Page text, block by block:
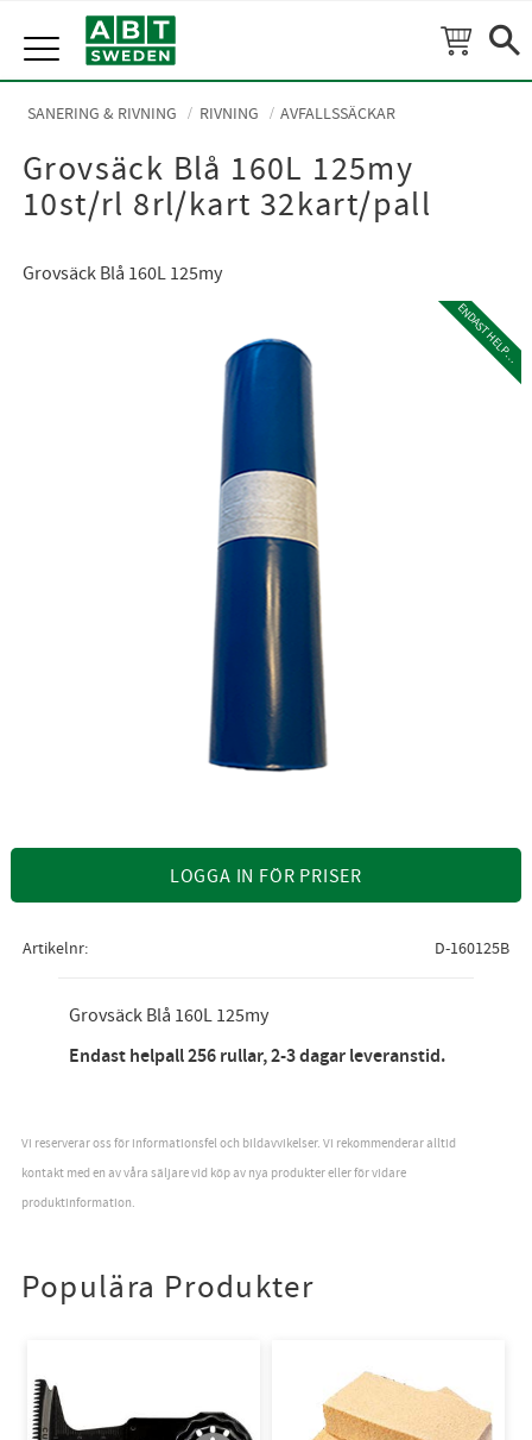
Meny
SANERING & RIVNING RIVNING AVFALLSSÄCKAR
Grovsäck Blå 160L 125my
10st/rl 8rl/kart 32kart/pall
Grovsäck Blå 160L 125my
E
N
D
A
S
T
H
E
L
P
A
L
L
LOGGA IN FÖR PRISER
Artikelnr D-160125B
Grovsäck Blå 160L 125my
Endast helpall 256 rullar, 2-3 dagar leveranstid.
Vi reserverar oss för informationsfel och bildavvikelser. Vi rekommenderar alltid
kontakt med en av våra säljare vid köp av nya produkter eller för vidare
produktinformation.
Populära Produkter